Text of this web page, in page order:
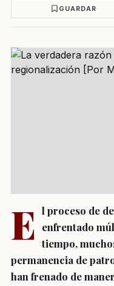
GUARDAR
E l proceso de
enfrentado
tiempo,
permanencia de
han frenado de